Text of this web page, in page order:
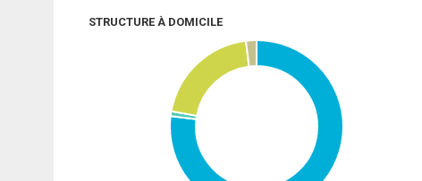
STRUCTURE À DOMICILE